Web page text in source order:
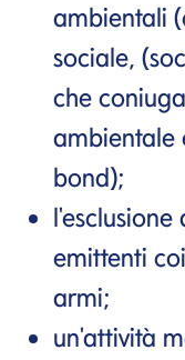
ambientali
sociale,
che
ambientale
bond);
emittenti
armi;
un'attività